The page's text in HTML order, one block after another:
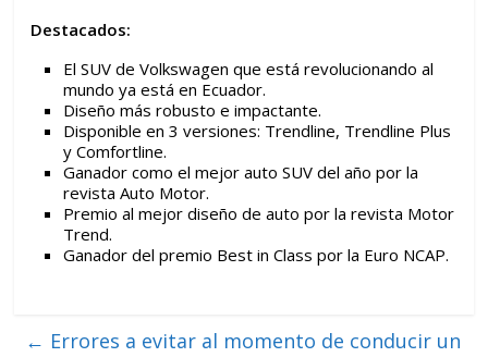
Destacados:
El SUV de Volkswagen que está revolucionando al
mundo ya está en Ecuador.
Diseño más robusto e impactante.
Disponible en 3 versiones: Trendline, Trendline Plus
y Comfortline.
Ganador como el mejor auto SUV del año por la
revista Auto Motor.
Premio al mejor diseño de auto por la revista Motor
Trend.
Ganador del premio Best in Class por la Euro NCAP.
← Errores a evitar al momento de conducir un